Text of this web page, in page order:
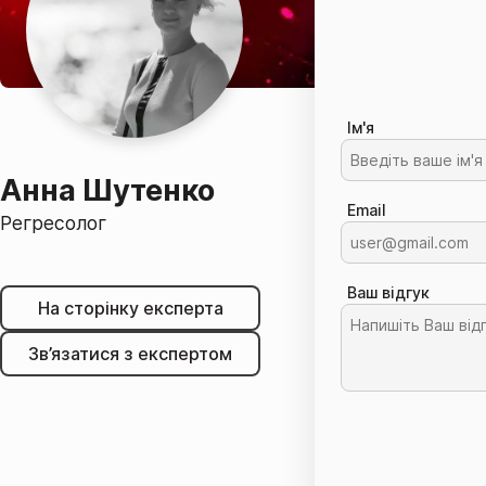
Анна Шутенко
Регресолог
На сторінку експерта
Зв’язатися з експертом
Ім'я
Email
Ваш відгук